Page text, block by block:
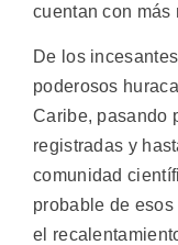
cuentan con más
De los
poderosos
Caribe, pasando
registradas y
comunidad
probable de
el